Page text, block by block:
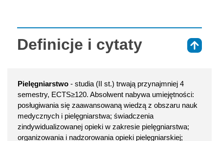
Definicje i cytaty
Pielęgniarstwo - studia (II st.) trwają przynajmniej 4
semestry, ECTS≥120. Absolwent nabywa umiejętności:
posługiwania się zaawansowaną wiedzą z obszaru nauk
medycznych i pielęgniarstwa; świadczenia
zindywidualizowanej opieki w zakresie pielęgniarstwa;
organizowania i nadzorowania opieki pielęgniarskiej;